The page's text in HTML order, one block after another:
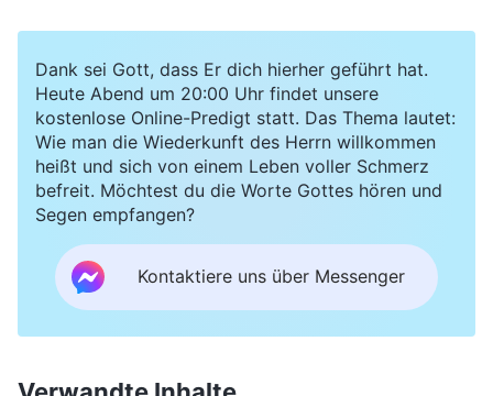
verhalten.“ Wenn jedoch ähnliche Situationen
auftraten, konnte ich nicht anders, als wieder
auf ihn herabzuschauen. Schließlich wurde
Zhang Hang in seinen Pflichten ziemlich passiv,
und immer, wenn er auf Schwierigkeiten oder
Probleme stieß, fragte er zuerst mich, wie er sie
lösen könne. Er beschränkte sich sogar selbst,
dass er schlechtes Kaliber hätte und für die
Pflicht ungeeignet sei, und wollte zurücktreten.
Dank sei Gott, dass Er dich hierher geführt hat.
Heute Abend um 20:00 Uhr findet unsere
kostenlose Online-Predigt statt. Das Thema lautet:
Wie man die Wiederkunft des Herrn willkommen
heißt und sich von einem Leben voller Schmerz
befreit. Möchtest du die Worte Gottes hören und
Segen empfangen?
Kontaktiere uns über Messenger